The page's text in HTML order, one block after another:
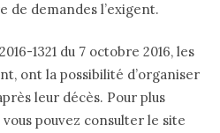
demandes l’exigent.
1321 du 7 octobre 2016, les
ont la possibilité d’organiser
leur décès. Pour plus
pouvez consulter le site